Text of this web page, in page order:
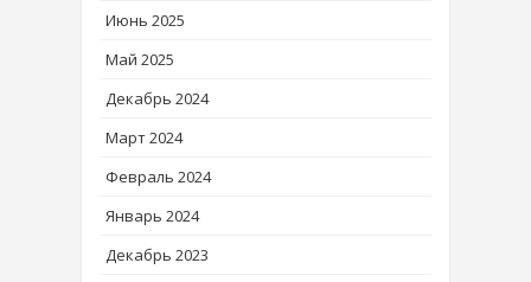
Июнь 2025
Май 2025
Декабрь 2024
Март 2024
Февраль 2024
Январь 2024
Декабрь 2023